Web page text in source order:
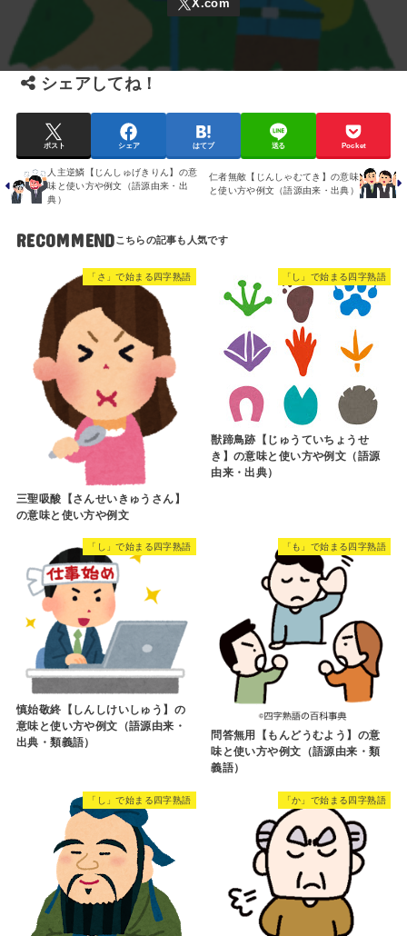
シェアしてね！
ポスト シェア はてブ 送る Pocket
人主逆鱗【じんしゅげきりん】の意
味と使い方や例文（語源由来・出
典）
仁者無敵【じんしゃむてき】の意味
と使い方や例文（語源由来・出典）
RECOMMEND
「さ」で始まる四字熟語
三聖吸酸【さんせいきゅうさん】
の意味と使い方や例文
「し」で始まる四字熟語
獣蹄鳥跡【じゅうていちょうせ
き】の意味と使い方や例文（語源
由来・出典）
「し」で始まる四字熟語
慎始敬終【しんしけいしゅう】の
意味と使い方や例文（語源由来・
出典・類義語）
「も」で始まる四字熟語
問答無用【もんどうむよう】の意
味と使い方や例文（語源由来・類
義語）
「し」で始まる四字熟語 「か」で始まる四字熟語